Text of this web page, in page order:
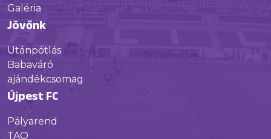
Galéria
Jövőnk
Utánpótlás
Babaváró
ajándékcsomag
Újpest FC
Pályarend
TAO